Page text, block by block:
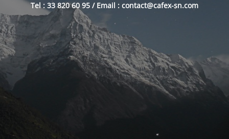
Tel : 33 820 60 95 / Email : contact@cafex-sn.com